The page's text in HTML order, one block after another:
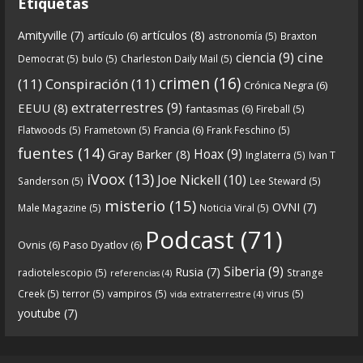
6 0 View on facebook
Crónicas de Nantucket
Descargar
https://www.ivoox.com/cdn-6x05-8211-qanon-
parte-1-origenes-audios-mp3_rf_67157433_1.html
Tras una exhaustiva investigación en los orígenes
y desarrollo de Qanon, la madre de todas las
more
Amityville (7) artículo (6) artículos (8) astronomía (5) Braxton
Democrat (5) bulo (5) Charleston Daily Mail (5) ciencia (9) cine
(11) Conspiración (11) crimen (16) Crónica Negra (6)
EEUU (8) extraterrestres (9) fantasmas (6) Fireball (5)
Flatwoods (5) Frametown (5) Francia (6) Frank Feschino (5)
fuentes (14) Gray Barker (8) Hoax(9) Inglaterra (5) Ivan T
Sanderson (5) iVoox (13) Joe Nickell (10) Lee Steward (5)
Male Magazine (5) misterio (15) Noticia Viral (5) OVNI (7)
Ovnis (6) Paso Dyatlov (6) Podcast (71)
radiotelescopio (5) referencias (4) Rusia (7) Siberia (9) Strange
Creek (5) terror (5) vampiros (5) vida extraterrestre (4) virus (5)
youtube (7)